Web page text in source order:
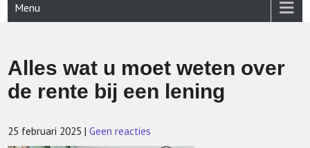
Menu
Alles wat u moet weten over
de rente bij een lening
25 februari 2025 |Geen reacties